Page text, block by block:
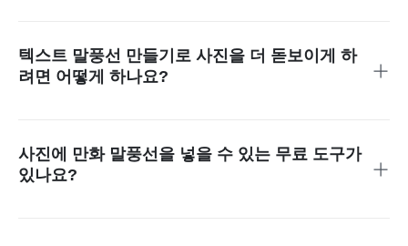
텍스트 말풍선 만들기로 사진을 더 돋보이게 하
려면 어떻게 하나요?
사진에 만화 말풍선을 넣을 수 있는 무료 도구가
있나요?